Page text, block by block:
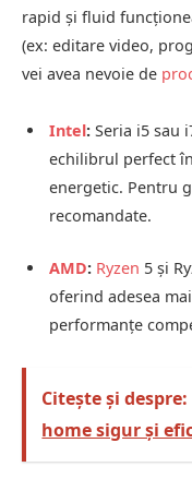
rapid și fluid
(ex: editare video,
vei avea nevoie de
Intel: Seria i5 sau
echilibrul perfect
energetic. Pentru
recomandate.
AMD: Ryzen 5 și
oferind adesea
performanțe
Citește și despre:
home sigur și